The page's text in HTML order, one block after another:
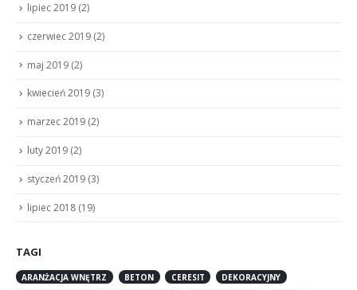
lipiec 2019 (2)
czerwiec 2019 (2)
maj 2019 (2)
kwiecień 2019 (3)
marzec 2019 (2)
luty 2019 (2)
styczeń 2019 (3)
lipiec 2018 (19)
TAGI
ARANŻACJA WNĘTRZ BETON CERESIT
DEKORACYJNY